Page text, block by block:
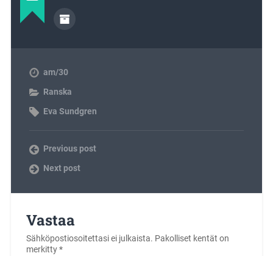
am/30
Ranska
Eva Sundgren
Previous post
Next post
Vastaa
Sähköpostiosoitettasi ei julkaista. Pakolliset kentät on
merkitty*